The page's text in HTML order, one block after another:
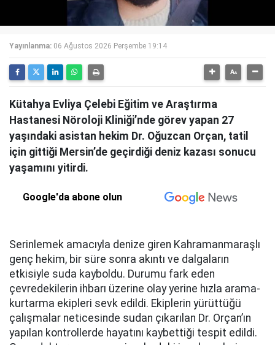
Yayınlanma: 06 Ağustos 2026 Perşembe 19:14
Kütahya Evliya Çelebi Eğitim ve Araştırma
Hastanesi Nöroloji Kliniği’nde görev yapan 27
yaşındaki asistan hekim Dr. Oğuzcan Orçan, tatil
için gittiği Mersin’de geçirdiği deniz kazası sonucu
yaşamını yitirdi.
Google'da abone olun
Serinlemek amacıyla denize giren Kahramanmaraşlı
genç hekim, bir süre sonra akıntı ve dalgaların
etkisiyle suda kayboldu. Durumu fark eden
çevredekilerin ihbarı üzerine olay yerine hızla arama-
kurtarma ekipleri sevk edildi. Ekiplerin yürüttüğü
çalışmalar neticesinde sudan çıkarılan Dr. Orçan’ın
yapılan kontrollerde hayatını kaybettiği tespit edildi.